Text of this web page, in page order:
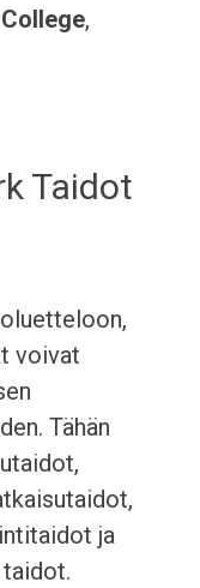
,
Taidot
voivat
Tähän
ja